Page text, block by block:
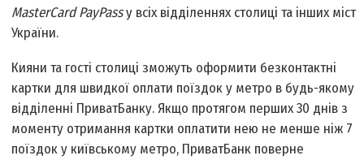
MasterCard PayPassу всіх відділеннях столиці та інших міст
України.
Кияни та гості столиці зможуть оформити безконтактні
картки для швидкої оплати поїздок у метро в будь-якому
відділенні ПриватБанку. Якщо протягом перших 30 днів з
моменту отримання картки оплатити нею не менше ніж 7
поїздок у київському метро, ПриватБанк поверне